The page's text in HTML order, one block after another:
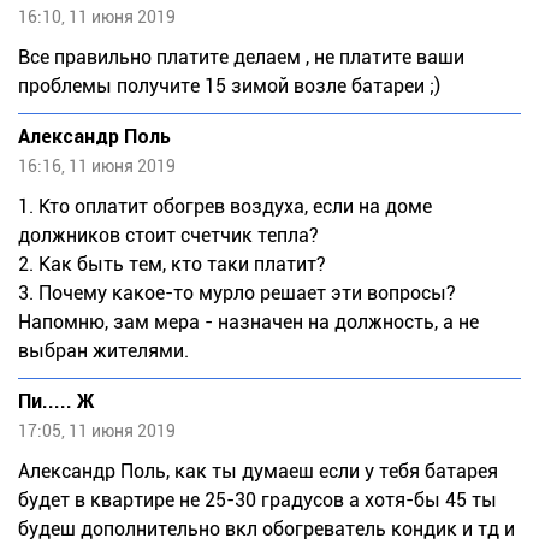
16:10, 11 июня 2019
Все правильно платите делаем , не платите ваши
проблемы получите 15 зимой возле батареи ;)
Александр Поль
16:16, 11 июня 2019
1. Кто оплатит обогрев воздуха, если на доме
должников стоит счетчик тепла?
2. Как быть тем, кто таки платит?
3. Почему какое-то мурло решает эти вопросы?
Напомню, зам мера - назначен на должность, а не
выбран жителями.
Пи..... Ж
17:05, 11 июня 2019
Александр Поль, как ты думаеш если у тебя батарея
будет в квартире не 25-30 градусов а хотя-бы 45 ты
будеш дополнительно вкл обогреватель кондик и тд и